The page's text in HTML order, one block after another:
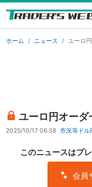
ホーム ニュース ユーロ
ユーロ円オー
2025/10/17 06:38 市況等 ドル
このニュースはプ
会員